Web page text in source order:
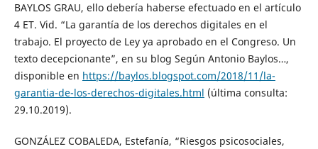
BAYLOS GRAU, ello debería haberse efectuado en el artículo
4 ET. Vid. “La garantía de los derechos digitales en el
trabajo. El proyecto de Ley ya aprobado en el Congreso. Un
texto decepcionante”, en su blog Según Antonio Baylos…,
disponible en https://baylos.blogspot.com/2018/11/la-
garantia-de-los-derechos-digitales.html (última consulta:
29.10.2019).
GONZÁLEZ COBALEDA, Estefanía, “Riesgos psicosociales,